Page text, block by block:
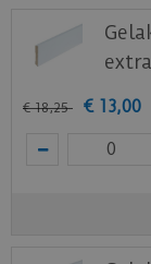
€ 18,25 € 13,00